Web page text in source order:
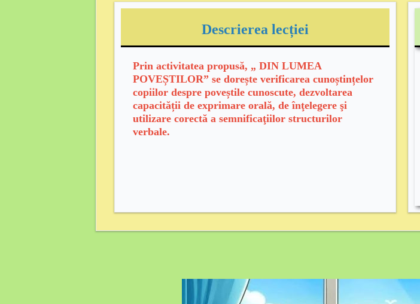
Descrierea lecției
Prin activitatea propusă, „ DIN LUMEA
POVEȘTILOR” se dorește verificarea cunoștințelor
copiilor despre poveștile cunoscute, dezvoltarea
capacității de exprimare orală, de înţelegere şi
utilizare corectă a semnificaţiilor structurilor
verbale.